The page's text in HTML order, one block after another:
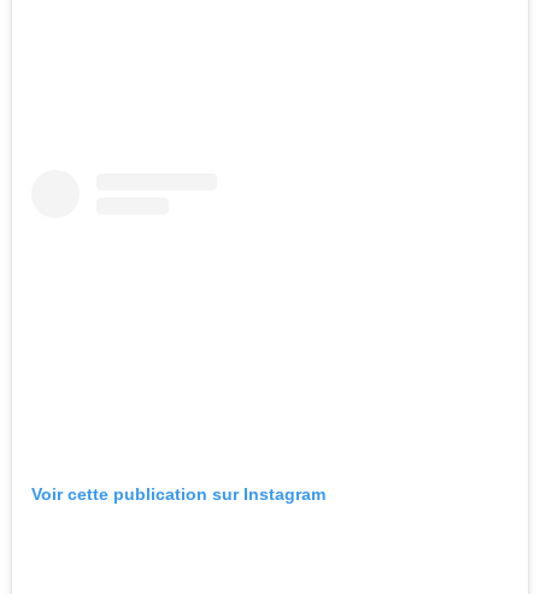
Voir cette publication sur Instagram